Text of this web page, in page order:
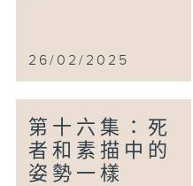
26/02/2025
第十六集：死
者和素描中的
姿勢一樣